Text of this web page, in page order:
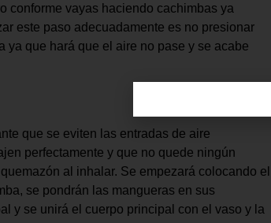
conforme vayas haciendo cachimbas ya
este paso adecuadamente es no presionar
ya que hará que el aire no pase y se acabe
que se eviten las entradas de aire
perfectamente y que no quede ningún
al inhalar. Se empezará colocando el
se pondrán las mangueras en sus
y se unirá el cuerpo principal con el vaso y la